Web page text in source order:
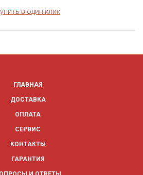
в один клик
ГЛАВНАЯ
ДОСТАВКА
ОПЛАТА
СЕРВИС
КОНТАКТЫ
ГАРАНТИЯ